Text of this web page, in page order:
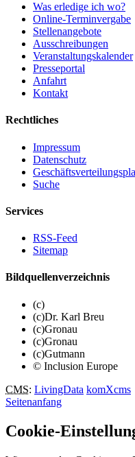
Was erledige ich wo?
Online-Terminvergabe
Stellenangebote
Ausschreibungen
Veranstaltungskalender
Presseportal
Anfahrt
Kontakt
Rechtliches
Impressum
Datenschutz
Suche
Services
RSS-Feed
Sitemap
Bildquellenverzeichnis
(c)
(c)Dr. Karl Breu
(c)Gronau
(c)Gronau
(c)Gutmann
© Inclusion Europe
CMS: LivingData komXcms
Seitenanfang
Cookie-